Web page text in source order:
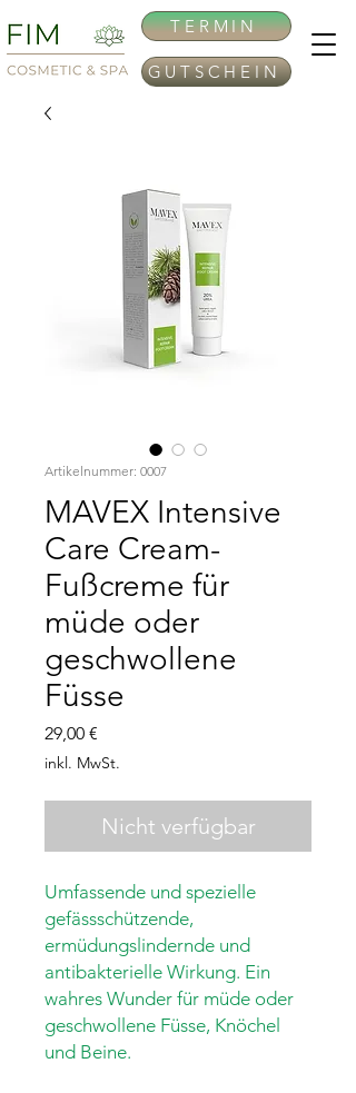
TERMIN
GUTSCHEIN
Artikelnummer: 0007
MAVEX Intensive
Care Cream-
Fußcreme für
müde oder
geschwollene
Füsse
29,00 €
inkl. MwSt.
Nicht verfügbar
Umfassende und spezielle
gefässschützende,
ermüdungslindernde und
antibakterielle Wirkung. Ein
wahres Wunder für müde oder
geschwollene Füsse, Knöchel
und Beine.